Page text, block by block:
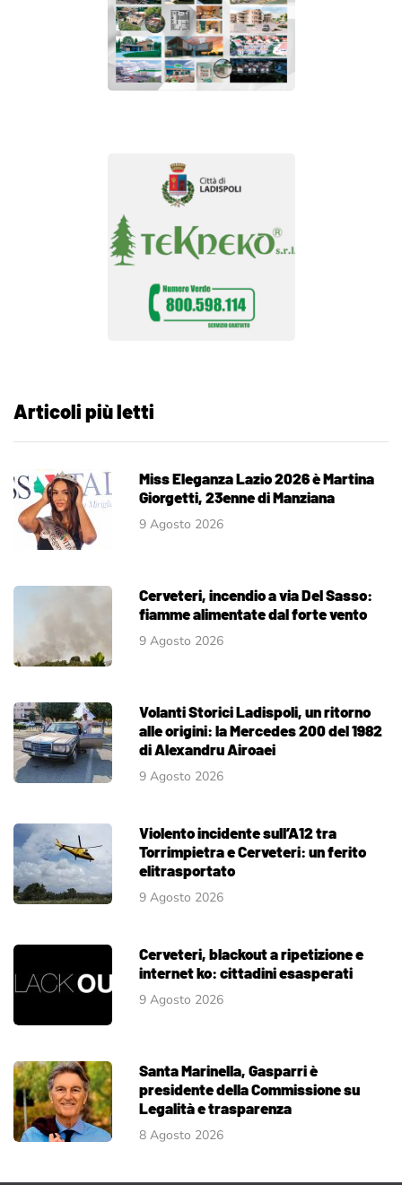
Articoli più letti
Miss Eleganza Lazio 2026 è Martina
Giorgetti, 23enne di Manziana
9 Agosto 2026
Cerveteri, incendio a via Del Sasso:
fiamme alimentate dal forte vento
9 Agosto 2026
Volanti Storici Ladispoli, un ritorno
alle origini: la Mercedes 200 del 1982
di Alexandru Airoaei
9 Agosto 2026
Violento incidente sull’A12 tra
Torrimpietra e Cerveteri: un ferito
elitrasportato
9 Agosto 2026
Cerveteri, blackout a ripetizione e
internet ko: cittadini esasperati
9 Agosto 2026
Santa Marinella, Gasparri è
presidente della Commissione su
Legalità e trasparenza
8 Agosto 2026